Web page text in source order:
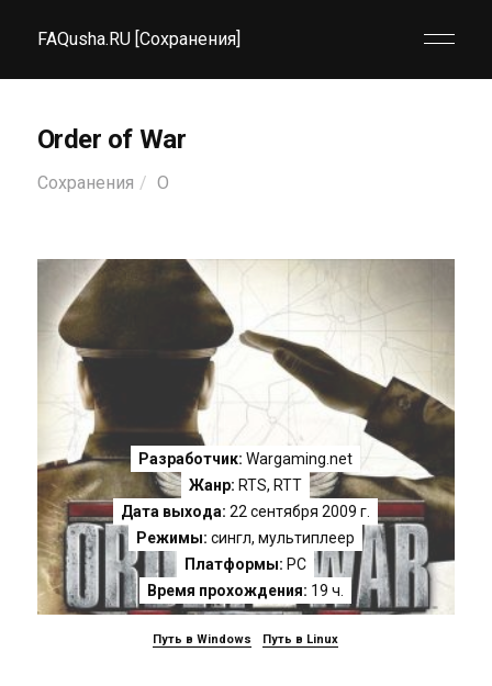
FAQusha.RU [Сохранения]
Order of War
Сохранения O
Разработчик: Wargaming.net
Жанр: RTS, RTT
Дата выхода: 22 сентября 2009 г.
Режимы: сингл, мультиплеер
Платформы: PC
Время прохождения: 19 ч.
Путь в Windows Путь в Linux